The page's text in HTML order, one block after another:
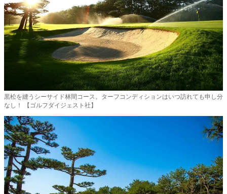
黒松を縫うシーサイド林間コース。ターフコンディションはいつ訪れても申し分
なし！ 【ゴルフダイジェスト社】